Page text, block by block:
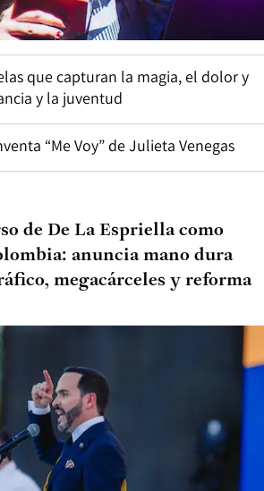
que capturan la magia, el dolor y
y la juventud
“Me Voy” de Julieta Venegas
de De La Espriella como
anuncia mano dura
megacárceles y reforma